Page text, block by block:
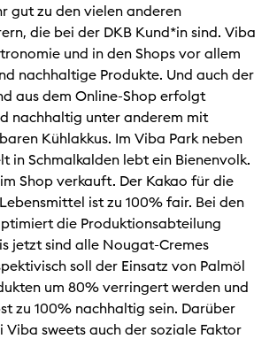
gut zu den vielen anderen
die bei der DKB Kund*in sind. Viba
und in den Shops vor allem
nachhaltige Produkte. Und auch der
aus dem Online-Shop erfolgt
nachhaltig unter anderem mit
Kühlakkus. Im Viba Park neben
in Schmalkalden lebt ein Bienenvolk.
Shop verkauft. Der Kakao für die
ist zu 100% fair. Bei den
die Produktionsabteilung
jetzt sind alle Nougat-Cremes
soll der Einsatz von Palmöl
um 80% verringert werden und
zu 100% nachhaltig sein. Darüber
Viba sweets auch der soziale Faktor